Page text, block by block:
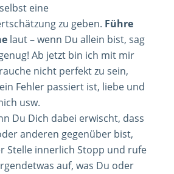
eine
zu geben. Führe
laut – wenn Du allein bist, sag
Ab jetzt bin ich mit mir
nicht perfekt zu sein,
Fehler passiert ist, liebe und
usw.
Du Dich dabei erwischt, dass
anderen gegenüber bist,
Stelle innerlich Stopp und rufe
auf, was Du oder